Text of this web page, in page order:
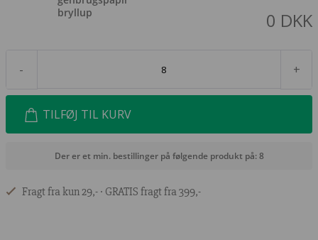
- +
TILFØJ TIL KURV
Der er et min. bestillinger på følgende produkt på: 8
0 DKK
Fragt fra kun 29,- ∙ GRATIS fragt fra 399,-